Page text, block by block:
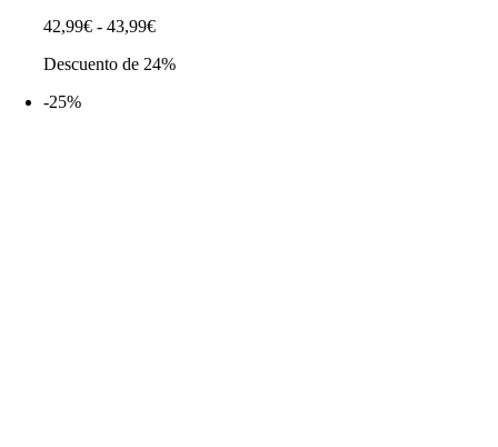
42,99€ - 43,99€Rango
precios:
Descuento de 24%
-25%